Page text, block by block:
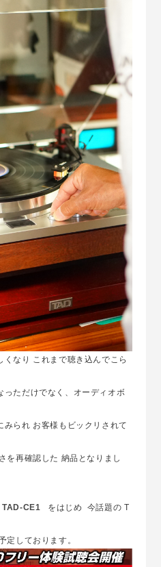
なり これまで聴き込んでこら
っただけでなく、オーディオボ
られ お客様もビックリされて
を再確認した 納品となりまし
TAD-CE1
をはじめ 今話題の T
定しております。